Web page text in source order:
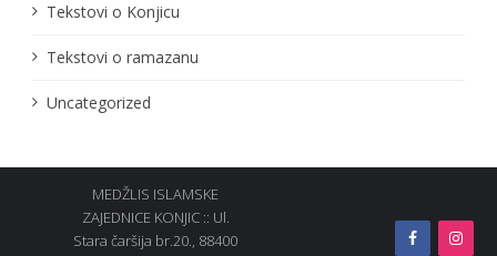
Tekstovi o Konjicu
Tekstovi o ramazanu
Uncategorized
MEDŽLIS ISLAMSKE
ZAJEDNICE KONJIC :: Ul.
Stara čaršija br.20., 88400